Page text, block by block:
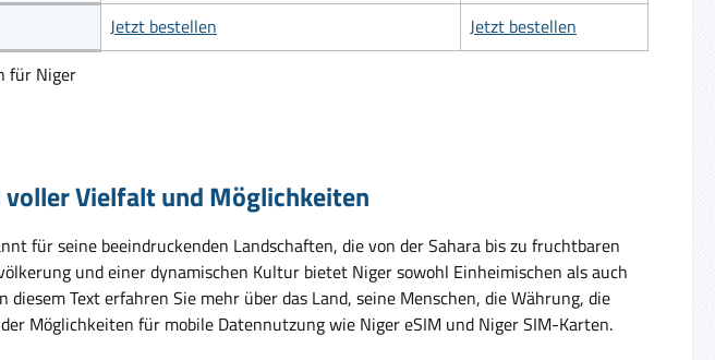
für Niger
Jetzt bestellen Jetzt bestellen
voller Vielfalt und Möglichkeiten
für seine beeindruckenden Landschaften, die von der Sahara bis zu fruchtbaren
und einer dynamischen Kultur bietet Niger sowohl Einheimischen als auch
Text erfahren Sie mehr über das Land, seine Menschen, die Währung, die
Möglichkeiten für mobile Datennutzung wie Niger eSIM und Niger SIM-Karten.